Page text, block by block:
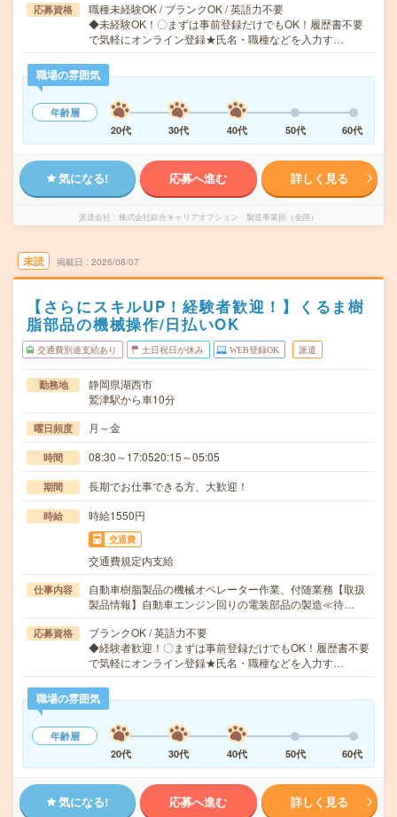
応募資格
職種未経験OK / ブランクOK / 英語力不要
◆未経験OK！〇まずは事前登録だけでもOK！履歴書不要
で気軽にオンライン登録★氏名・職種などを入力す…
職場の雰囲気
年齢層
20代
30代 40代 50代 60代
気になる! 応募へ進む 詳しく見る
派遣会社 株式会社綜合キャリアオプション 製造事業部（全国）
未読 掲載日 2026/08/07
【さらにスキルUP！経験者歓迎！】くるま樹
脂部品の機械操作/日払いOK
交通費別途支給あり 土日祝日が休み WEB登録OK 派遣
勤務地
静岡県湖西市
鷲津駅から車10分
曜日頻度 月～金
時間 08:30～17:0520:15～05:05
期間 長期でお仕事できる方、大歓迎！
時給 時給1550円
交通費
交通費規定内支給
仕事内容
自動車樹脂製品の機械オペレーター作業、付随業務【取扱
製品情報】自動車エンジン回りの電装部品の製造≪待…
応募資格
ブランクOK / 英語力不要
◆経験者歓迎！〇まずは事前登録だけでもOK！履歴書不要
で気軽にオンライン登録★氏名・職種などを入力す…
職場の雰囲気
年齢層
20代
30代 40代 50代 60代
気になる! 応募へ進む 詳しく見る